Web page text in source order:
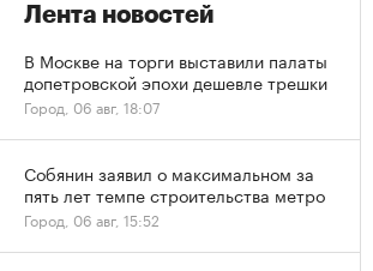
Лента новостей
В Москве на торги выставили палаты
допетровской эпохи дешевле трешки
Город, 06 авг, 18:07
Собянин заявил о максимальном за
пять лет темпе строительства метро
Город, 06 авг, 15:52